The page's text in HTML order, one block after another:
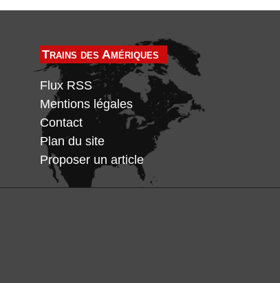
Trains des Amériques
Flux RSS
Mentions légales
Contact
Plan du site
Proposer un article